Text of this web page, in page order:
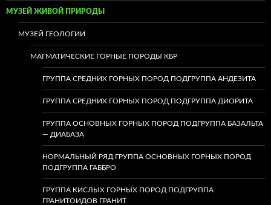
МУЗЕЙ ЖИВОЙ ПРИРОДЫ
МУЗЕЙ ГЕОЛОГИИ
МАГМАТИЧЕСКИЕ ГОРНЫЕ ПОРОДЫ КБР
ГРУППА СРЕДНИХ ГОРНЫХ ПОРОД ПОДГРУППА АНДЕЗИТА
ГРУППА СРЕДНИХ ГОРНЫХ ПОРОД ПОДГРУППА ДИОРИТА
ГРУППА ОСНОВНЫХ ГОРНЫХ ПОРОД ПОДГРУППА БАЗАЛЬТА
— ДИАБАЗА
НОРМАЛЬНЫЙ РЯД ГРУППА ОСНОВНЫХ ГОРНЫХ ПОРОД
ПОДГРУППА ГАББРО
ГРУППА КИСЛЫХ ГОРНЫХ ПОРОД ПОДГРУППА
ГРАНИТОИДОВ ГРАНИТ